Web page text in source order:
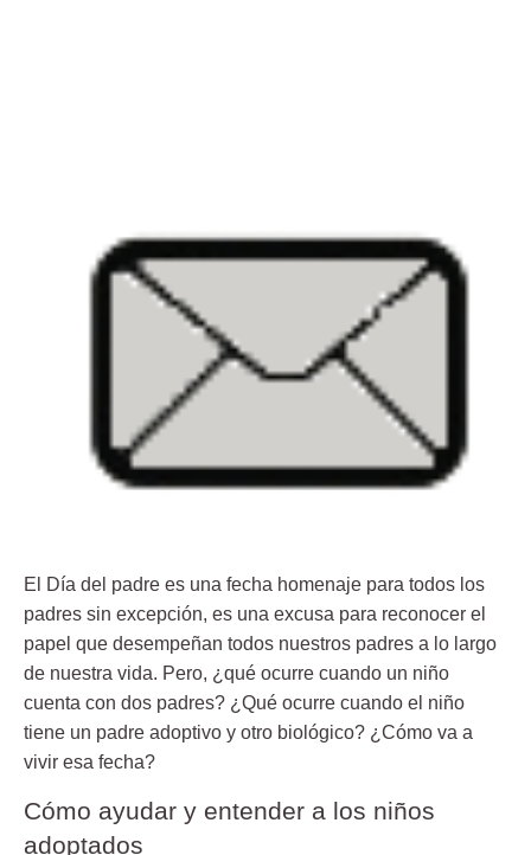
El Día del padre es una fecha homenaje para todos los
padres sin excepción, es una excusa para reconocer el
papel que desempeñan todos nuestros padres a lo largo
de nuestra vida. Pero, ¿qué ocurre cuando un niño
cuenta con dos padres? ¿Qué ocurre cuando el niño
tiene un padre adoptivo y otro biológico? ¿Cómo va a
vivir esa fecha?
Cómo ayudar y entender a los niños
adoptados